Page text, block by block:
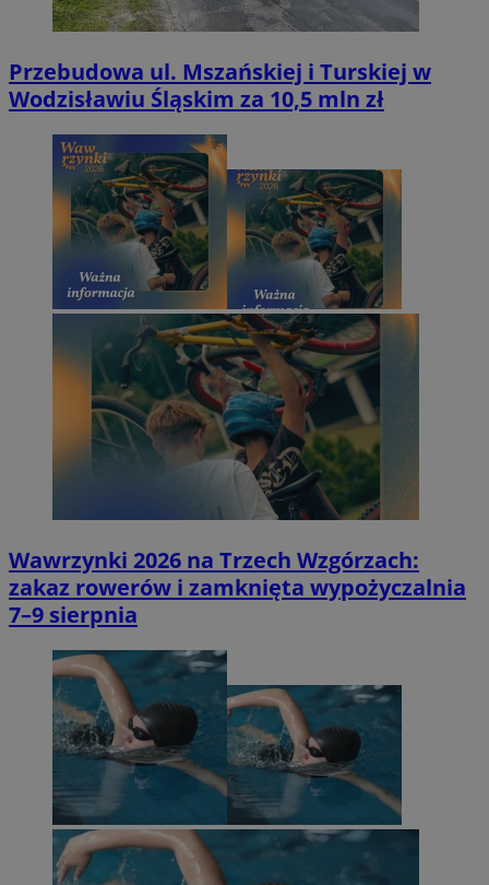
Przebudowa ul. Mszańskiej i Turskiej w
Wodzisławiu Śląskim za 10,5 mln zł
Wawrzynki 2026 na Trzech Wzgórzach:
zakaz rowerów i zamknięta wypożyczalnia
7–9 sierpnia